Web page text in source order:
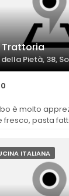
Trattoria
Pietà, 38,
fresco, pasta
ITALIANA